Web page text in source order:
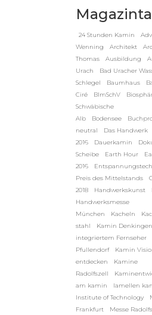
24 Stunden Kamin
Wenning
Architekt
Thomas
Ausbildung
Urach
Bad Uracher
Schlegel
Baumhaus
Ciré
BImSchV
Schwäbische
Alb
Bodensee
neutral
Das Handwerk
2016
Dauerkamin
Scheibe
Earth Hour
2016
Preis des Mittelstands
2018
Handwerkskunst
Handwerksmesse
München
Kacheln
stahl
Kamin Denkingen
integriertem Fernseher
Pfullendorf
Kamin
entdecken
Kamine
Radolfszell
am kamin
lamellen
Institute of Technology
Frankfurt
Messe